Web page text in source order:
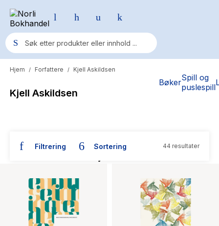
BøkerSpill og
puslespill
Populære søk
Pokemon
Yesteryear
Hitster
Hypopressiv trening
The Housemaid
Hjem / Forfattere / Kjell Askildsen
Kjell Askildsen
Filtrering Sortering 44 resultater